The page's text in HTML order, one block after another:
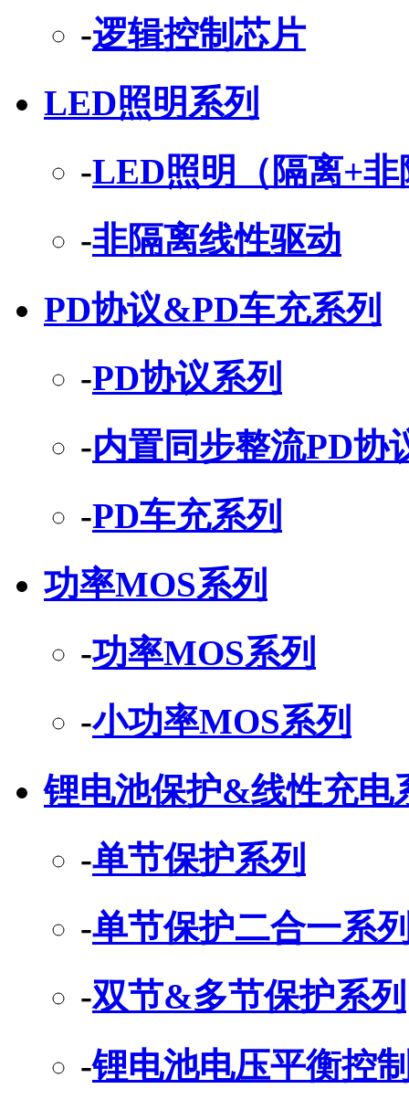
-逻辑控制芯片
LED照明系列
-LED照明（隔离+非
-非隔离线性驱动
PD协议&PD车充系列
-PD协议系列
-内置同步整流PD协
-PD车充系列
功率MOS系列
-功率MOS系列
-小功率MOS系列
锂电池保护&线性充电
-单节保护系列
-单节保护二合一系
-双节&多节保护系列
-锂电池电压平衡控